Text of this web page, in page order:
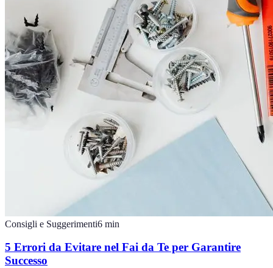
Consigli e Suggerimenti6 min
5 Errori da Evitare nel Fai da Te per Garantire
Successo